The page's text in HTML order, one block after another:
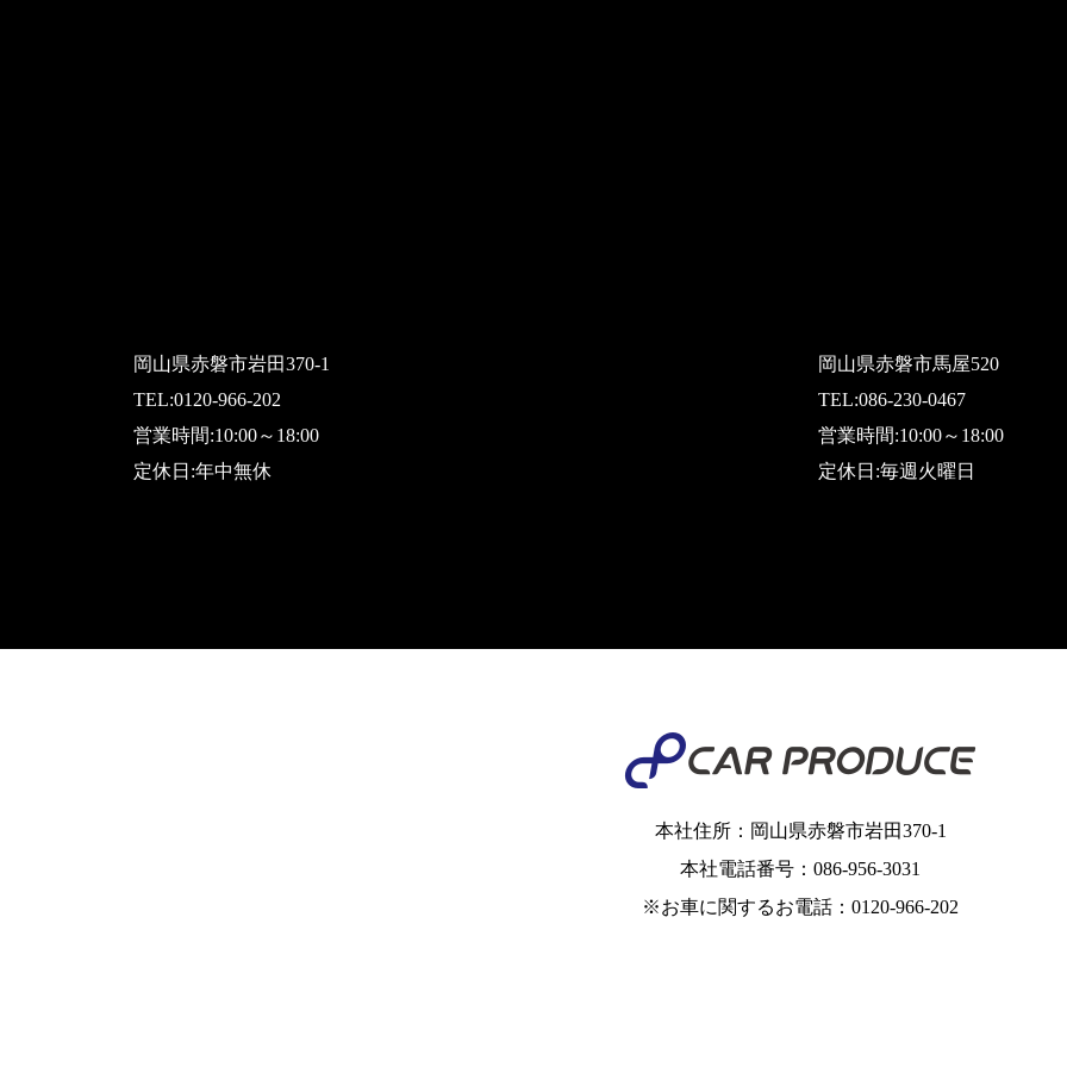
岡山県赤磐市岩田370-1
TEL:0120-966-202
営業時間:10:00～18:00
定休日:年中無休
岡山県赤磐市馬屋520
TEL:086-230-0467
営業時間:10:00～18:00
定休日:毎週火曜日
本社住所：岡山県赤磐市岩田370-1
本社電話番号：086-956-3031
※お車に関するお電話：0120-966-202